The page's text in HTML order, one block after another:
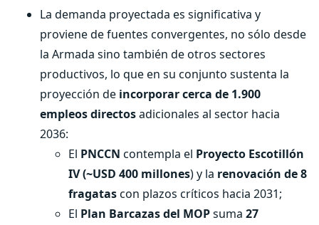
La demanda proyectada es significativa y
proviene de fuentes convergentes, no sólo desde
la Armada sino también de otros sectores
productivos, lo que en su conjunto sustenta la
proyección de incorporar cerca de 1.900
empleos directosadicionales al sector hacia
2036:
El PNCCN contempla el Proyecto Escotillón
IV (~USD 400 millones) y la renovación de 8
fragatascon plazos críticos hacia 2031;
El Plan Barcazas del MOPsuma 27